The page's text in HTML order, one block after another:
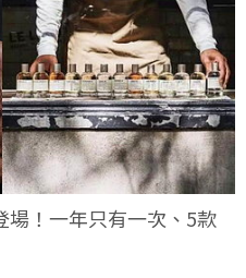
場！一年只有一次、5款